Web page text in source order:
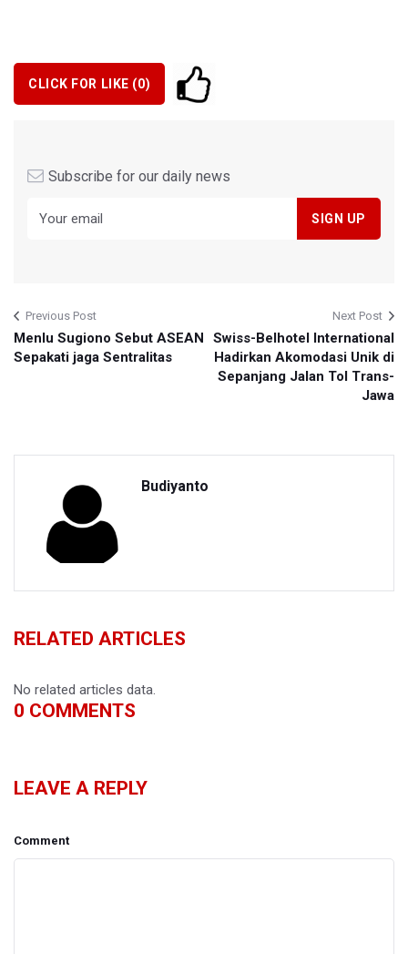
CLICK FOR LIKE (0)
Subscribe for our daily news
Previous Post
Menlu Sugiono Sebut ASEAN
Sepakati jaga Sentralitas
Next Post
Swiss-Belhotel International
Hadirkan Akomodasi Unik di
Sepanjang Jalan Tol Trans-
Jawa
Budiyanto
RELATED ARTICLES
No related articles data.
0 COMMENTS
LEAVE A REPLY
Comment